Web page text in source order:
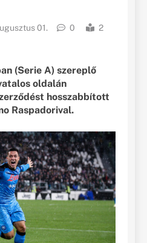
01. 0
2
(Serie A) szereplő
oldalán
hosszabbított
Raspadorival.